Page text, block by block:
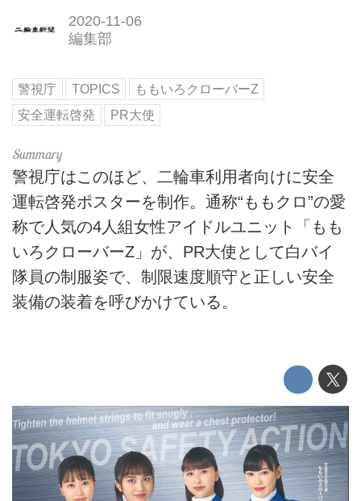
2020-11-06
編集部
警視庁 TOPICS
ももいろクローバーZ
安全運転啓発
PR大使
警視庁はこのほど、二輪車利用者向けに安全
運転啓発ポスターを制作。通称“ももクロ”の愛
称で人気の4人組女性アイドルユニット「もも
いろクローバーZ」が、PR大使として白バイ
隊員の制服姿で、制限速度順守と正しい安全
装備の装着を呼びかけている。